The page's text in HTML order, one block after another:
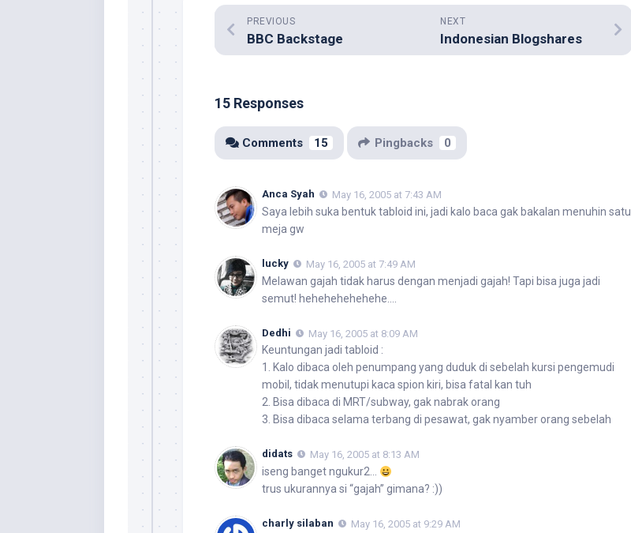
NEXT
Indonesian Blogshares
PREVIOUS
BBC Backstage
15 Responses
Comments 15 Pingbacks 0
Anca Syah May 16, 2005 at 7:43 AM
Saya lebih suka bentuk tabloid ini, jadi kalo baca gak bakalan menuhin satu
meja gw
lucky May 16, 2005 at 7:49 AM
Melawan gajah tidak harus dengan menjadi gajah! Tapi bisa juga jadi
semut! hehehehehehehe….
Dedhi May 16, 2005 at 8:09 AM
Keuntungan jadi tabloid :
1. Kalo dibaca oleh penumpang yang duduk di sebelah kursi pengemudi
mobil, tidak menutupi kaca spion kiri, bisa fatal kan tuh
2. Bisa dibaca di MRT/subway, gak nabrak orang
3. Bisa dibaca selama terbang di pesawat, gak nyamber orang sebelah
didats May 16, 2005 at 8:13 AM
iseng banget ngukur2…
trus ukurannya si “gajah” gimana? :))
charly silaban May 16, 2005 at 9:29 AM